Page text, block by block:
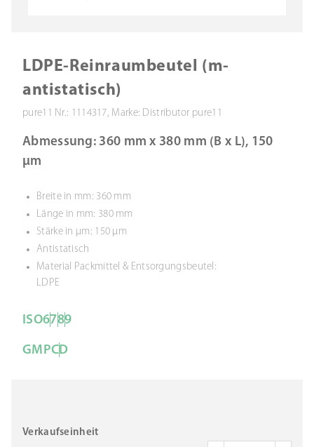
LDPE-Reinraumbeutel (m-
antistatisch)
pure11 Nr.: 1114317, Marke: Distributor pure11
Abmessung: 360 mm x 380 mm (B x L), 150
µm
Breite in mm: 360 mm
Länge in mm: 380 mm
Stärke in µm: 150 µm
Antistatisch
Material Packmittel & Entsorgungsbeutel:
LDPE
ISO6789
GMPCD
Verkaufseinheit